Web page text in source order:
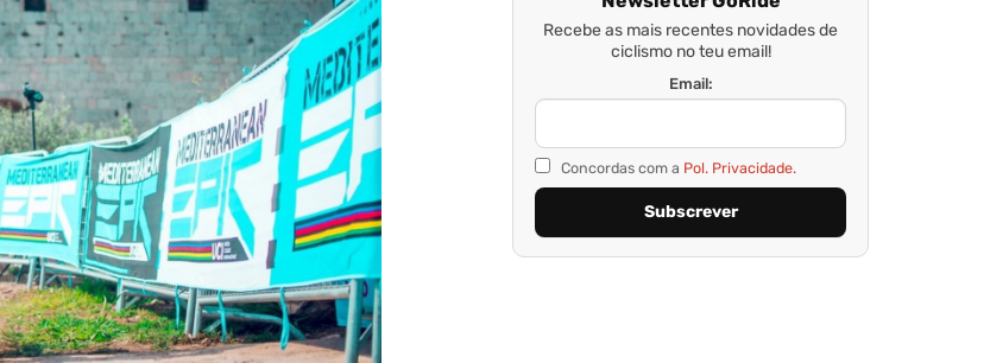
Recebe as mais recentes novidades de
ciclismo no teu email!
Email:
Concordas com a Pol. Privacidade.